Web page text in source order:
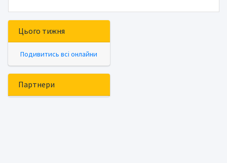
Цього тижня
Подивитись всі онлайни
Партнери